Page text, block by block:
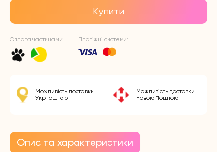
Купити
Оплата частинами: Платіжні системи:
Можливість доставки
Укрпоштою
Можливість доставки
Новою Поштою
Опис та характеристики